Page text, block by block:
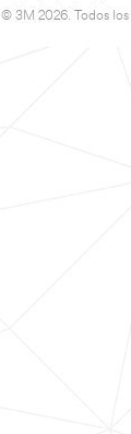
© 3M 2026. Todos los